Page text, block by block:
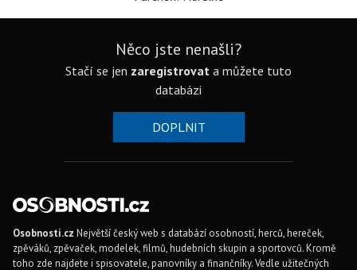
Něco jste nenašli?
Stačí se jen zaregistrovat a můžete tuto
databázi
DOPLNIT
Osobnosti.cz Největší český web s databází osobností, herců, hereček,
zpěváků, zpěvaček, modelek, filmů, hudebních skupin a sportovců. Kromě
toho zde najdete i spisovatele, panovníky a finančníky. Vedle užitečných